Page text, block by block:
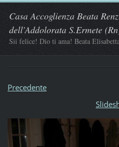
Casa Accoglienza Beata
dell'Addolorata S.Ermete
Sii felice! Dio ti ama! Beata
Precedente